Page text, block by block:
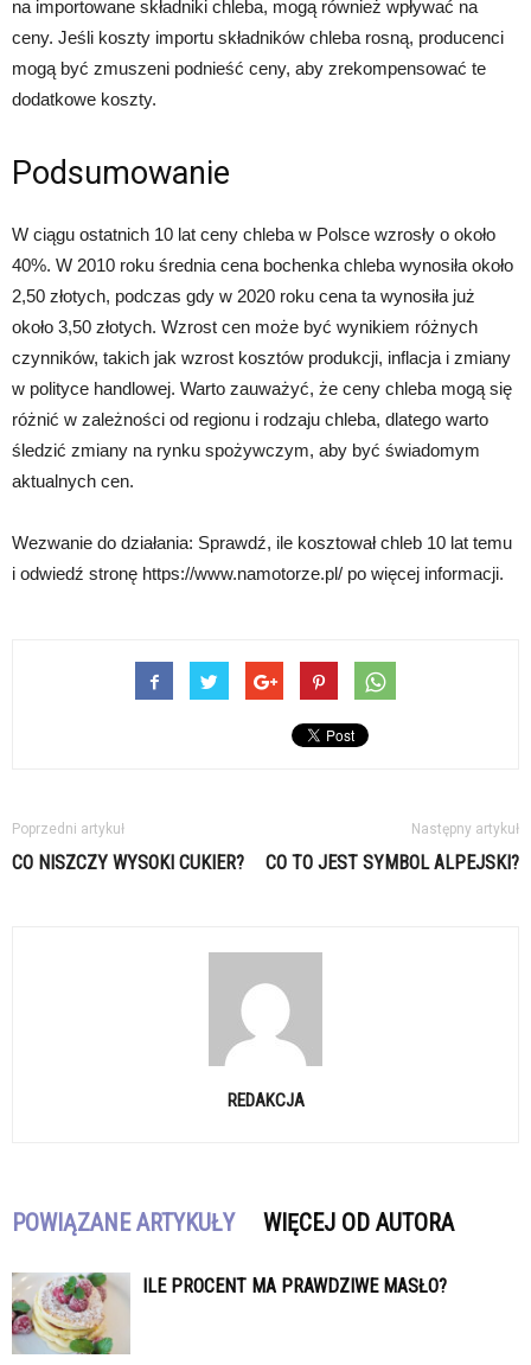
na importowane składniki chleba, mogą również wpływać na
ceny. Jeśli koszty importu składników chleba rosną, producenci
mogą być zmuszeni podnieść ceny, aby zrekompensować te
dodatkowe koszty.
Podsumowanie
W ciągu ostatnich 10 lat ceny chleba w Polsce wzrosły o około
40%. W 2010 roku średnia cena bochenka chleba wynosiła około
2,50 złotych, podczas gdy w 2020 roku cena ta wynosiła już
około 3,50 złotych. Wzrost cen może być wynikiem różnych
czynników, takich jak wzrost kosztów produkcji, inflacja i zmiany
w polityce handlowej. Warto zauważyć, że ceny chleba mogą się
różnić w zależności od regionu i rodzaju chleba, dlatego warto
śledzić zmiany na rynku spożywczym, aby być świadomym
aktualnych cen.
Wezwanie do działania: Sprawdź, ile kosztował chleb 10 lat temu
i odwiedź stronę https://www.namotorze.pl/ po więcej informacji.
Poprzedni artykuł
CO NISZCZY WYSOKI CUKIER?
Następny artykuł
CO TO JEST SYMBOL ALPEJSKI?
REDAKCJA
POWIĄZANE ARTYKUŁY WIĘCEJ OD AUTORA
ILE PROCENT MA PRAWDZIWE MASŁO?